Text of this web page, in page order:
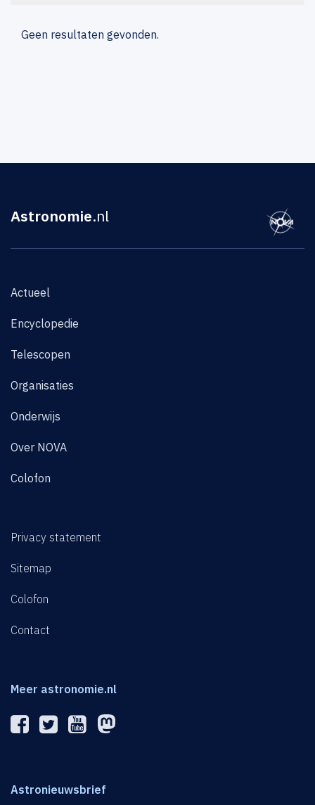
Geen resultaten gevonden.
Astronomie.nl
Actueel
Encyclopedie
Telescopen
Organisaties
Onderwijs
Over NOVA
Colofon
Privacy statement
Sitemap
Colofon
Contact
Meer astronomie.nl
Astronieuwsbrief